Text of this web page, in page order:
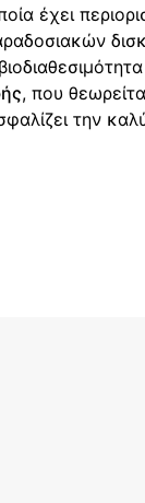
έχει
, που
την